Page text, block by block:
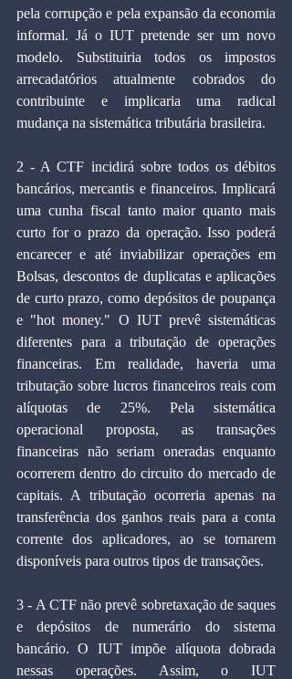
pela corrupção e pela expansão da economia
informal. Já o IUT pretende ser um novo
modelo. Substituiria todos os impostos
arrecadatórios atualmente cobrados do
contribuinte e implicaria uma radical
mudança na sistemática tributária brasileira.
2 - A CTF incidirá sobre todos os débitos
bancários, mercantis e financeiros. Implicará
uma cunha fiscal tanto maior quanto mais
curto for o prazo da operação. Isso poderá
encarecer e até inviabilizar operações em
Bolsas, descontos de duplicatas e aplicações
de curto prazo, como depósitos de poupança
e "hot money." O IUT prevê sistemáticas
diferentes para a tributação de operações
financeiras. Em realidade, haveria uma
tributação sobre lucros financeiros reais com
alíquotas de 25%. Pela sistemática
operacional proposta, as transações
financeiras não seriam oneradas enquanto
ocorrerem dentro do circuito do mercado de
capitais. A tributação ocorreria apenas na
transferência dos ganhos reais para a conta
corrente dos aplicadores, ao se tornarem
disponíveis para outros tipos de transações.
3 - A CTF não prevê sobretaxação de saques
e depósitos de numerário do sistema
bancário. O IUT impõe alíquota dobrada
nessas operações. Assim, o IUT